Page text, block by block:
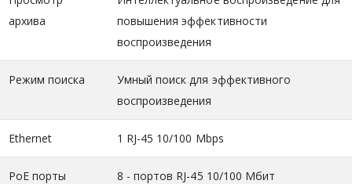
архива
повышения эффективности
воспроизведения
Режим поиска
Умный поиск для эффективного
воспроизведения
Ethernet 1 RJ-45 10/100 Mbps
PoE порты 8 - портов RJ-45 10/100 Мбит